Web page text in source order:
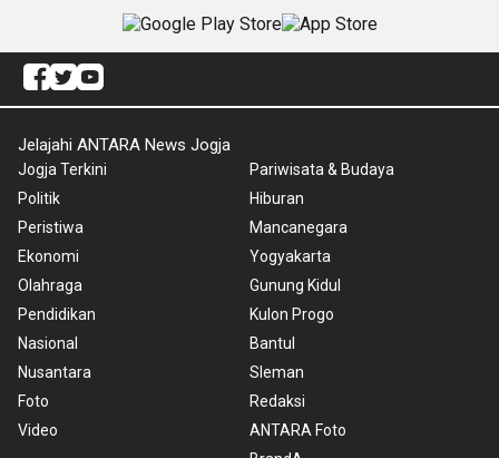
Jelajahi ANTARA News Jogja
Jogja Terkini
Politik
Peristiwa
Ekonomi
Olahraga
Pendidikan
Nasional
Nusantara
Foto
Video
Pariwisata & Budaya
Hiburan
Mancanegara
Yogyakarta
Gunung Kidul
Kulon Progo
Bantul
Sleman
Redaksi
ANTARA Foto